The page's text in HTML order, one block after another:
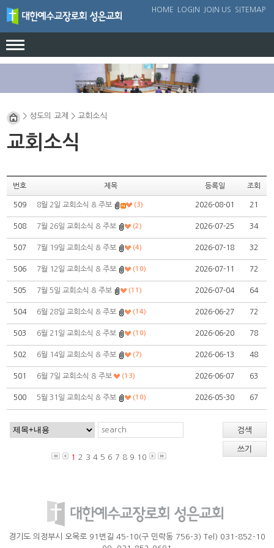
HOME LOGIN JOIN US SITEMAP
인사말
교회연혁
담임목사님소개
찾아오시는길
예배안내
금주의 말씀
교회소식
교회앨범
> 성도의 교제 > 교회소식
교회소식
번호 제목 등록일 조회
509 8월 2일 교회소식 & 주보 (3) 2026-08-01 21
508 7월 26일 교회소식 & 주보 (2) 2026-07-25 34
507 7월 19일 교회소식 & 주보 (4) 2026-07-18 32
506 7월 12일 교회소식 & 주보 (10) 2026-07-11 72
505 7월 5일 교회소식 & 주보 (11) 2026-07-04 64
504 6월 28일 교회소식 & 주보 (14) 2026-06-27 72
503 6월 21일 교회소식 & 주보 (10) 2026-06-20 78
502 6월 14일 교회소식 & 주보 (7) 2026-06-13 48
501 6월 7일 교회소식 & 주보 (13) 2026-06-07 63
500 5월 31일 교회소식 & 주보 (10) 2026-05-30 67
검색
쓰기
1
2 3 4 5 6 7 8 9 10
경기도 의정부시 오목로 91번길 45-10(구 민락동 756-3) Tel) 031-852-10